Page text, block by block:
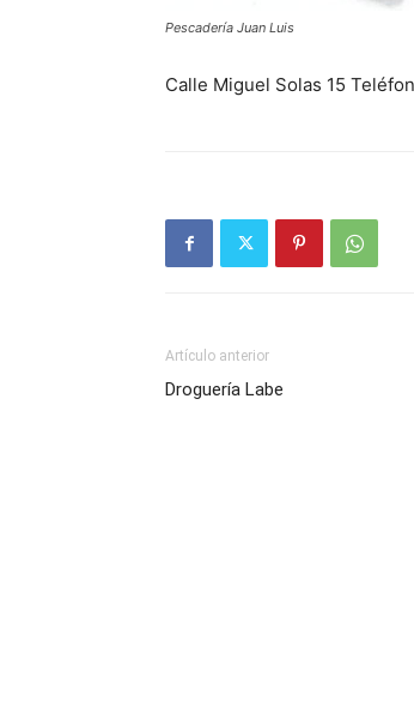
Pescadería Juan Luis
Calle Miguel Solas 15
Artículo anterior
Droguería Labe